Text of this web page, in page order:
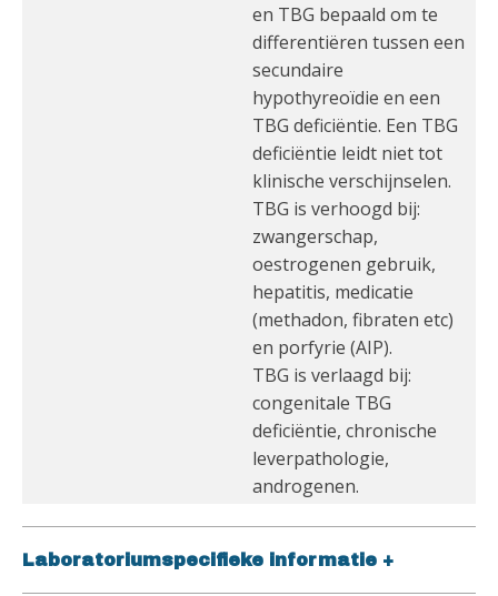
en TBG bepaald om te
differentiëren tussen een
secundaire
hypothyreoïdie en een
TBG deficiëntie. Een TBG
deficiëntie leidt niet tot
klinische verschijnselen.
TBG is verhoogd bij:
zwangerschap,
oestrogenen gebruik,
hepatitis, medicatie
(methadon, fibraten etc)
en porfyrie (AIP).
TBG is verlaagd bij:
congenitale TBG
deficiëntie, chronische
leverpathologie,
androgenen.
Laboratoriumspecifieke informatie +